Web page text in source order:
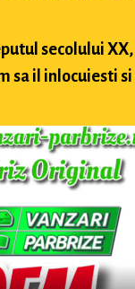
secolului
il inlocuiesti